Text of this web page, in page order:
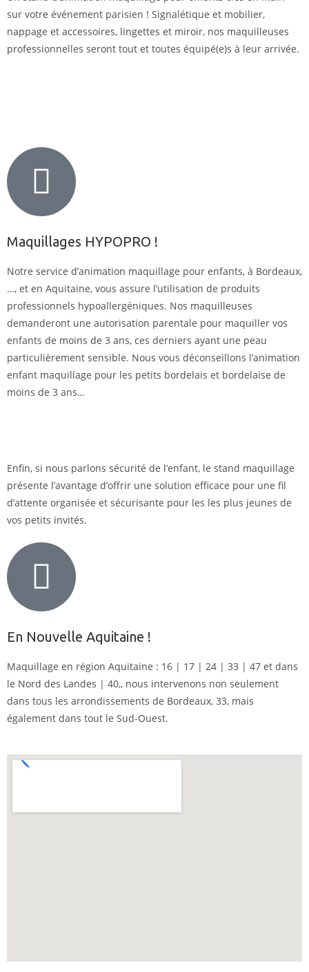
sur votre événement parisien ! Signalétique et mobilier,
nappage et accessoires, lingettes et miroir, nos maquilleuses
professionnelles seront tout et toutes équipé(e)s à leur arrivée.
Maquillages HYPOPRO !
Notre service d’animation maquillage pour enfants, à Bordeaux,
…, et en Aquitaine, vous assure l’utilisation de produits
professionnels hypoallergéniques. Nos maquilleuses
demanderont une autorisation parentale pour maquiller vos
enfants de moins de 3 ans, ces derniers ayant une peau
particulièrement sensible. Nous vous déconseillons l’animation
enfant maquillage pour les petits bordelais et bordelaise de
moins de 3 ans…
Enfin, si nous parlons sécurité de l’enfant, le stand maquillage
présente l’avantage d’offrir une solution efficace pour une fil
d’attente organisée et sécurisante pour les les plus jeunes de
vos petits invités.
En Nouvelle Aquitaine !
Maquillage en région Aquitaine : 16 | 17 | 24 | 33 | 47 et dans
le Nord des Landes | 40,, nous intervenons non seulement
dans tous les arrondissements de Bordeaux, 33, mais
également dans tout le Sud-Ouest.